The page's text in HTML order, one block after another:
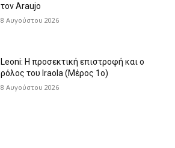
τον Araujo
8 Αυγούστου 2026
Leoni: Η προσεκτική επιστροφή και ο
ρόλος του Iraola (Μέρος 1ο)
8 Αυγούστου 2026